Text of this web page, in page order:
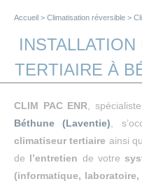
Accueil > Climatisation réversible >
TERTIAIRE À
CLIM PAC ENR ,
Béthune (Laventie) ,
climatiseur tertiaire ainsi
de l’entretien de votre
(informatique, laboratoire,